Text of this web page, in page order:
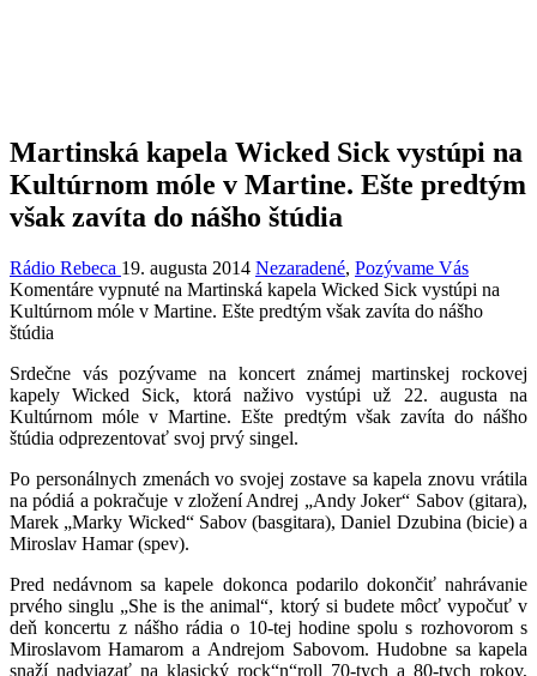
Martinská kapela Wicked Sick vystúpi na
Kultúrnom móle v Martine. Ešte predtým
však zavíta do nášho štúdia
Rádio Rebeca 19. augusta 2014 Nezaradené, Pozývame Vás
Komentáre vypnuté na Martinská kapela Wicked Sick vystúpi na
Kultúrnom móle v Martine. Ešte predtým však zavíta do nášho
štúdia
Srdečne vás pozývame na koncert známej martinskej rockovej
kapely Wicked Sick, ktorá naživo vystúpi už 22. augusta na
Kultúrnom móle v Martine. Ešte predtým však zavíta do nášho
štúdia odprezentovať svoj prvý singel.
Po personálnych zmenách vo svojej zostave sa kapela znovu vrátila
na pódiá a pokračuje v zložení Andrej „Andy Joker“ Sabov (gitara),
Marek „Marky Wicked“ Sabov (basgitara), Daniel Dzubina (bicie) a
Miroslav Hamar (spev).
Pred nedávnom sa kapele dokonca podarilo dokončiť nahrávanie
prvého singlu „She is the animal“, ktorý si budete môcť vypočuť v
deň koncertu z nášho rádia o 10-tej hodine spolu s rozhovorom s
Miroslavom Hamarom a Andrejom Sabovom. Hudobne sa kapela
snaží nadviazať na klasický rock“n“roll 70-tych a 80-tych rokov,